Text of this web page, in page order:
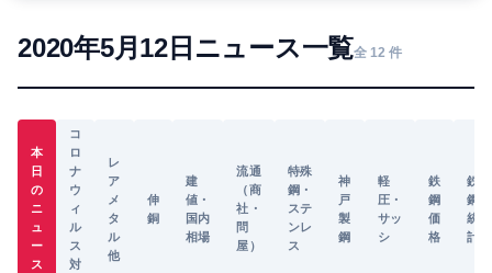
2020年5月12日ニュース一覧全 12 件
本
日
の
ニ
ュ
ー
ス
コ
ロ
ナ
ウ
ィ
ル
ス
対
レ
ア
メ
タ
ル
他
伸
銅
建
値・
国内
相場
流通
（商
社・
問
屋）
特殊
鋼・
ステ
ンレ
ス
神
戸
製
鋼
軽
圧・
サッ
シ
鉄
鋼
価
格
鉄
鋼
統
計